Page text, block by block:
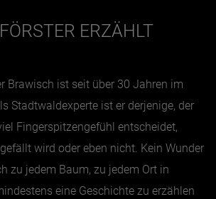
ERZÄHLT
Brawisch ist seit über 30 Jahren im
Stadtwaldexperte ist er derjenige, der
Fingerspitzengefühl entscheidet,
wird oder eben nicht. Kein Wunder
zu jedem Baum, zu jedem Ort in
eine Geschichte zu erzählen